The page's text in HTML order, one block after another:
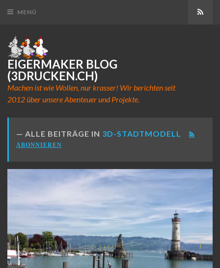
MENÜ
EIGERMAKER BLOG
(3DRUCKEN.CH)
Machen ist wie Wollen, nur krasser! Wir berichten seit
2012 über unsere Abenteuer und Projekte.
ALLE BEITRÄGE IN 3D-STADTMODELL
ABONNIEREN